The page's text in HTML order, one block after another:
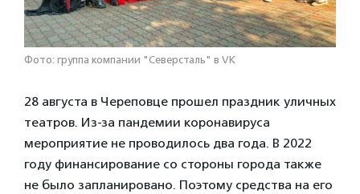
Фото: группа компании "Северсталь" в VK
28 августа в Череповце прошел праздник уличных
театров. Из-за пандемии коронавируса
мероприятие не проводилось два года. В 2022
году финансирование со стороны города также
не было запланировано. Поэтому средства на его